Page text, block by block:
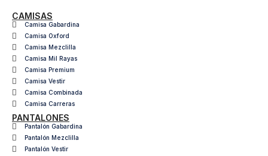
CAMISAS
Camisa Gabardina
Camisa Oxford
Camisa Mezclilla
Camisa Mil Rayas
Camisa Premium
Camisa Vestir
Camisa Combinada
Camisa Carreras
PANTALONES
Pantalón Gabardina
Pantalón Mezclilla
Pantalón Vestir